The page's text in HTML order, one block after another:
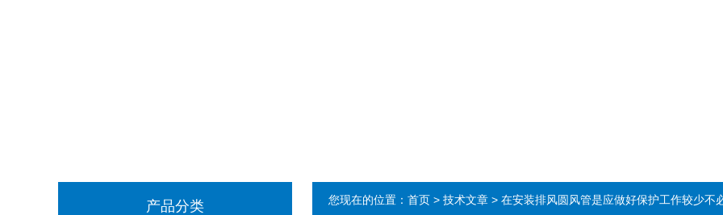
产品分类 您现在的位置： 首页 > 技术文章 > 在安装排风圆风管是应做好保护工作较少不